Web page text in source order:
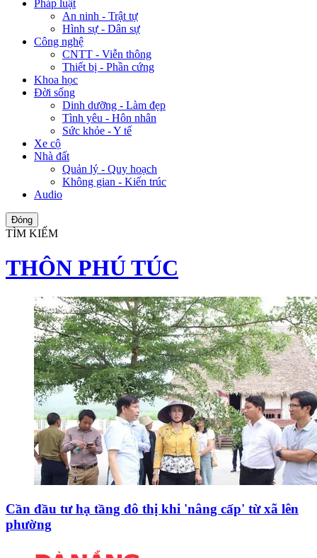
Pháp luật
An ninh - Trật tự
Hình sự - Dân sự
Công nghệ
CNTT - Viễn thông
Thiết bị - Phần cứng
Khoa học
Đời sống
Dinh dưỡng - Làm đẹp
Tình yêu - Hôn nhân
Sức khỏe - Y tế
Xe cộ
Nhà đất
Quản lý - Quy hoạch
Không gian - Kiến trúc
Audio
Đóng
TÌM KIẾM
THÔN PHÚ TÚC
Cần đầu tư hạ tầng đô thị khi 'nâng cấp' từ xã lên
phường